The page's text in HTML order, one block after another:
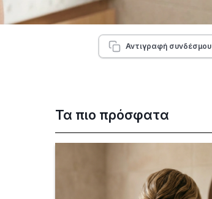
Αντιγραφή συνδέσμου
Τα πιο πρόσφατα